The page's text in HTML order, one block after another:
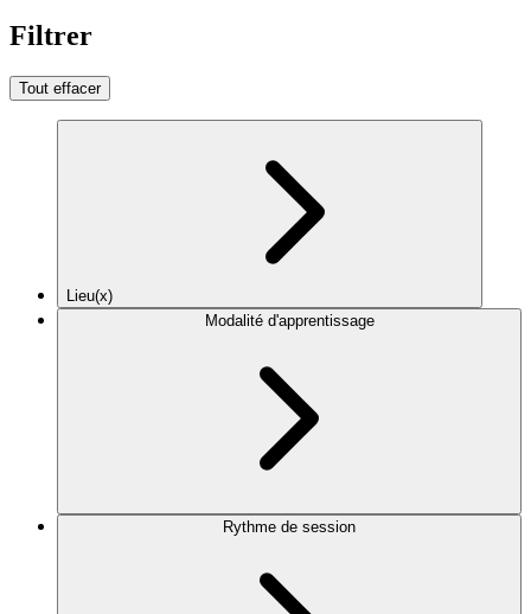
Filtrer
Tout effacer
Lieu(x)
Modalité d'apprentissage
Rythme de session